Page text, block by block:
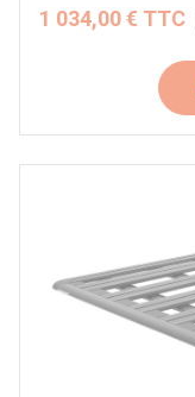
1 034,00 € TTC